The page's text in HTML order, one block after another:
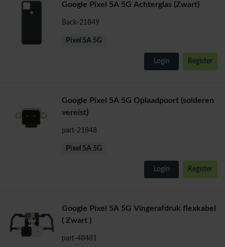
Google Pixel 5A 5G Achterglas (Zwart)
Back-21849
Pixel 5A 5G
Login Register
Google Pixel 5A 5G Oplaadpoort (solderen
vereist)
part-21848
Pixel 5A 5G
Login Register
Google Pixel 5A 5G Vingerafdruk flexkabel
( Zwart )
part-48481